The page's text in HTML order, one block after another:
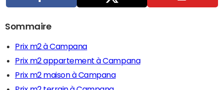
Sommaire
Prix m2 à Campana
Prix m2 appartement à Campana
Prix m2 maison à Campana